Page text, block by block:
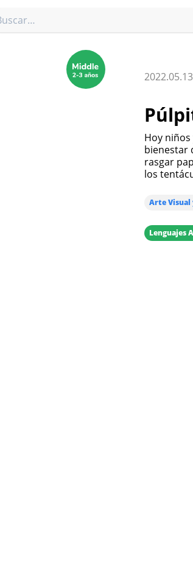
2022.05.13
Hoy niños y niñas van a realizar una experiencia de aprendizaje y
bienestar
rasgar
los
Arte Visual
Lenguajes